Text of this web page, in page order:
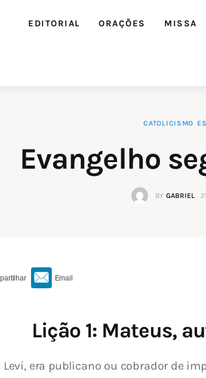
EDITORIAL ORAÇÕES MISSA
CATOLICISMO
Evangelho
BY GABRIEL
Lição 1: Mateus,
era publicano ou cobrador de